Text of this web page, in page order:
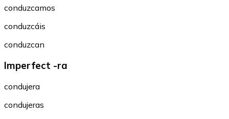
conduzcamos
conduzcáis
conduzcan
Imperfect -ra
condujera
condujeras